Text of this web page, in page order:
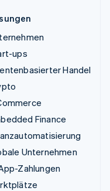
ups
Handel
Finance
Unternehmen
Zahlungen